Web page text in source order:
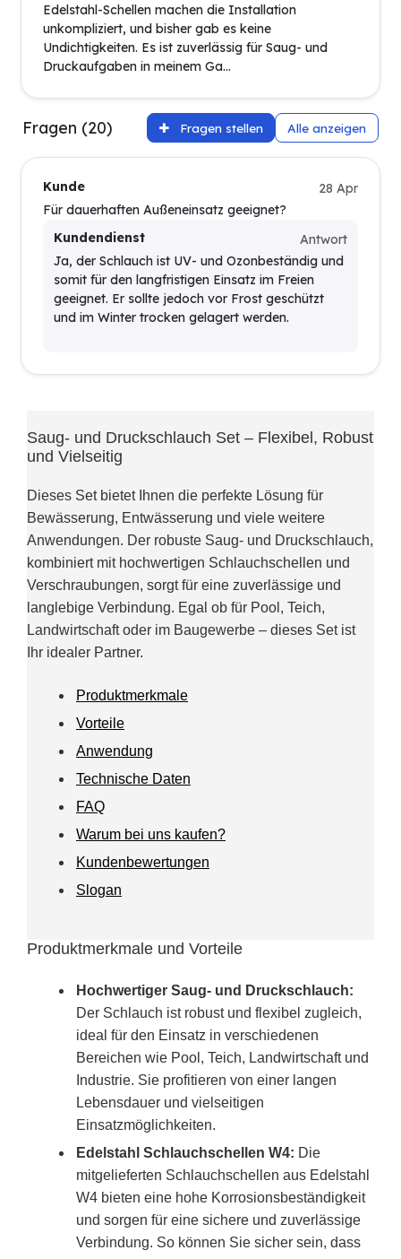
Edelstahl-Schellen machen die Installation
unkompliziert, und bisher gab es keine
Undichtigkeiten. Es ist zuverlässig für Saug- und
Druckaufgaben in meinem Ga...
Fragen (20) Fragen stellen Alle anzeigen
Kunde
28 Apr
Für dauerhaften Außeneinsatz geeignet?
Kundendienst
Antwort
Ja, der Schlauch ist UV- und Ozonbeständig und
somit für den langfristigen Einsatz im Freien
geeignet. Er sollte jedoch vor Frost geschützt
und im Winter trocken gelagert werden.
Saug- und Druckschlauch Set – Flexibel, Robust
und Vielseitig
Dieses Set bietet Ihnen die perfekte Lösung für
Bewässerung, Entwässerung und viele weitere
Anwendungen. Der robuste Saug- und Druckschlauch,
kombiniert mit hochwertigen Schlauchschellen und
Verschraubungen, sorgt für eine zuverlässige und
langlebige Verbindung. Egal ob für Pool, Teich,
Landwirtschaft oder im Baugewerbe – dieses Set ist
Ihr idealer Partner.
Produktmerkmale
Vorteile
Anwendung
Technische Daten
FAQ
Warum bei uns kaufen?
Kundenbewertungen
Slogan
Produktmerkmale und Vorteile
Hochwertiger Saug- und Druckschlauch:
Der Schlauch ist robust und flexibel zugleich,
ideal für den Einsatz in verschiedenen
Bereichen wie Pool, Teich, Landwirtschaft und
Industrie. Sie profitieren von einer langen
Lebensdauer und vielseitigen
Einsatzmöglichkeiten.
Edelstahl Schlauchschellen W4: Die
mitgelieferten Schlauchschellen aus Edelstahl
W4 bieten eine hohe Korrosionsbeständigkeit
und sorgen für eine sichere und zuverlässige
Verbindung. So können Sie sicher sein, dass